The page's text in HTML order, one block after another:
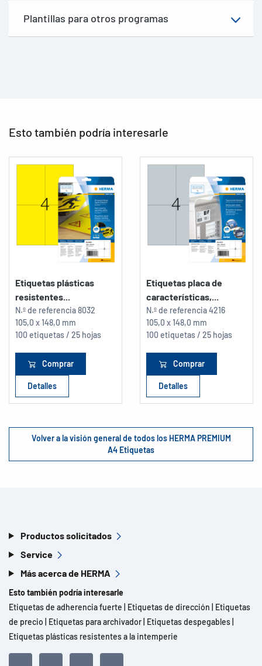
Plantillas para otros programas
Esto también podría interesarle
Etiquetas plásticas
resistentes...
N.º de referencia8032
105,0 x 148,0 mm
100 etiquetas / 25 hojas
Comprar
Detalles
Etiquetas placa de
características,...
N.º de referencia4216
105,0 x 148,0 mm
100 etiquetas / 25 hojas
Comprar
Detalles
Volver a la visión general de todos los HERMA PREMIUM
A4 Etiquetas
Productos solicitados
Service
Más acerca de HERMA
Esto también podría interesarle
Etiquetas de adherencia fuerte
Etiquetas de dirección
Etiquetas
de precio
Etiquetas para archivador Etiquetas despegables
Etiquetas plásticas resistentes a la intemperie